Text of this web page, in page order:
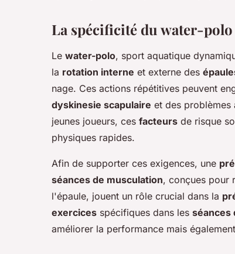
La spécificité du water-polo
Le water-polo, sport aquatique
la rotation interne et externe des
nage. Ces actions répétitives peuvent
dyskinesie scapulaire et des problèmes
jeunes joueurs, ces facteurs de risque
physiques rapides.
Afin de supporter ces exigences, une
séances de musculation, conçues pour
l'épaule, jouent un rôle crucial dans la
exercices spécifiques dans les séances
améliorer la performance mais